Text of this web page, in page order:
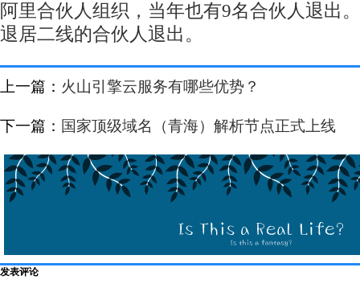
阿里合伙人组织，当年也有9名合伙人退出
退居二线的合伙人退出。
上一篇： 火山引擎云服务有哪些优势？
下一篇： 国家顶级域名（青海）解析节点正式上线
发表评论